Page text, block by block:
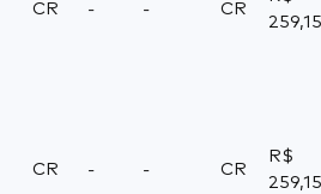
CR - - CR
259,15
CR - - CR
R$
259,15